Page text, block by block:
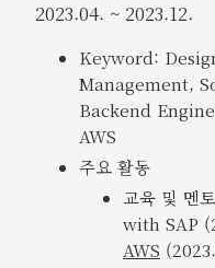
2023.04. ~ 2023.12.
Keyword:
Management,
Backend
AWS
주요 활동
교육 및 멘
with SAP
AWS